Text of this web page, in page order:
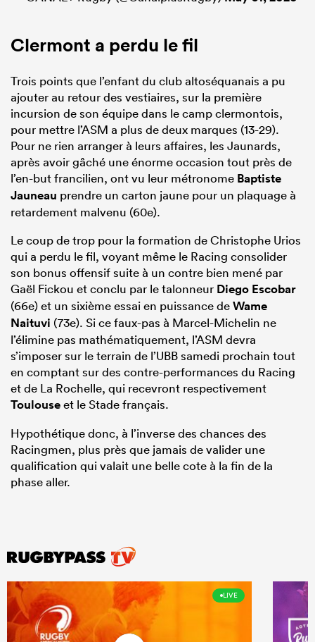
Clermont a perdu le fil
Trois points que l’enfant du club altoséquanais a pu
ajouter au retour des vestiaires, sur la première
incursion de son équipe dans le camp clermontois,
pour mettre l’ASM a plus de deux marques (13-29).
Pour ne rien arranger à leurs affaires, les Jaunards,
après avoir gâché une énorme occasion tout près de
l’en-but francilien, ont vu leur métronome Baptiste
Jauneau prendre un carton jaune pour un plaquage à
retardement malvenu (60e).
Le coup de trop pour la formation de Christophe Urios
qui a perdu le fil, voyant même le Racing consolider
son bonus offensif suite à un contre bien mené par
Gaël Fickou et conclu par le talonneur Diego Escobar
(66e) et un sixième essai en puissance deWame
Naituvi (73e). Si ce faux-pas à Marcel-Michelin ne
l’élimine pas mathématiquement, l’ASM devra
s’imposer sur le terrain de l’UBB samedi prochain tout
en comptant sur des contre-performances du Racing
et de La Rochelle, qui recevront respectivement
Toulouseet le Stade français.
Hypothétique donc, à l’inverse des chances des
Racingmen, plus près que jamais de valider une
qualification qui valait une belle cote à la fin de la
phase aller.
LIVE